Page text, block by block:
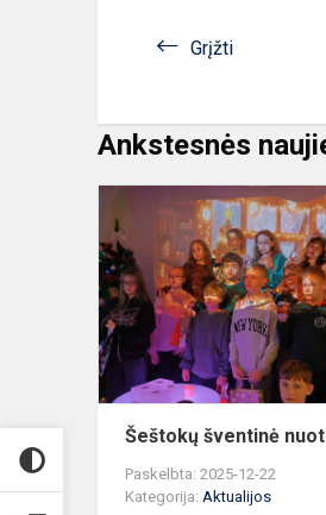
Grįžti
Ankstesnės
Šeštokų šventinė
Paskelbta: 2025-12-22
Kategorija: Aktualijos